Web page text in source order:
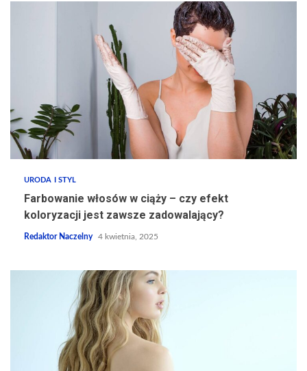
URODA I STYL
Farbowanie włosów w ciąży – czy efekt
koloryzacji jest zawsze zadowalający?
Redaktor Naczelny 4 kwietnia, 2025